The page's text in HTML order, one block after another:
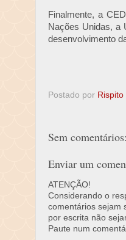
Finalmente, a
Nações Unidas, a
desenvolvimento
Postado por Rispito
Sem comentários:
Enviar um
ATENÇÃO!
Considerando o
comentários sejam
por escrita não
Paute num